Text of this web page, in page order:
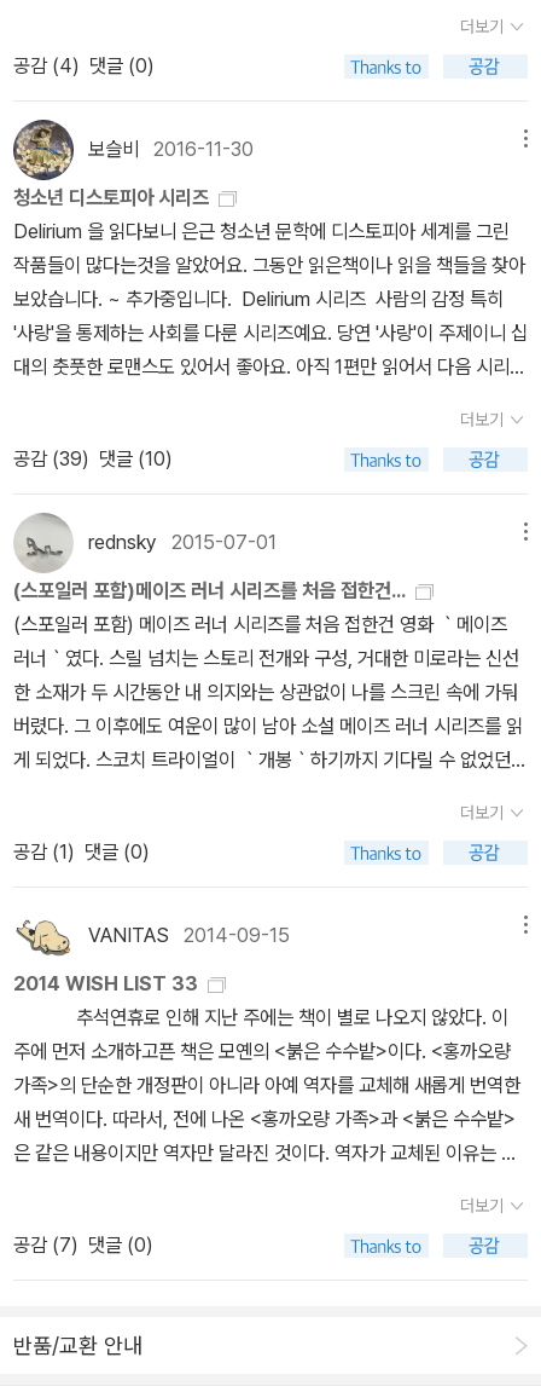
험을 공유하나 초인적 단일 영웅에 집중하는 레지던트 이블과 달리,
평범한 소년들의 연대와 집단적 희생을 통한 생존에 초점을 맞춤.나.
매드맥스와의 비교: 황폐화된 세계와 권력의 통제ㅇ (자원 독점과 인
간성) 사막화된 디스토피아 권력에 맞서는 저항을 공유하나 자원 약
탈 중심인 매드맥스와 달리 다수를 위한 소수의 도구화라는 철학적
딜레마를 심도 있게 다룸.다. 독자적 철학 구축ㅇ (자유의지) 멸망한
세계 속에서도 기성세대의 위선적 시스템에 맞서 인류의 대를 잇고자
하는 청춘들의 꺾이지 않는 자유 의지를 성공적으로 형상화함.5. 종
합 평가 및 현대적 시사점가. 거대 담론의 몰락과 인류애의 승리ㅇ
당화할 때 초래되는 참상을 고발하며, 모든 것이 파괴된 폐허 위에서
피어난 연대 의식이야말로 인류를 지탱하는 유일한 힘임을 강조함.
저항군이 인류를 안전지대로 인도하여 문명을 다시 시작하게 한 것
은, 권력의 통제가 아닌 인간의 자유로운 연대만이 지속 가능한 미래
를 만들 수 있다는 인문학적 결론임.존명(尊命).
증명해낸다는 소녀의 이야기인데, 틈만 나면 로맨스 쪽으로 빠져서
답답했던 기억이 난다. 프리퀄인 <포>는 안 읽어봐서 모르겠다.2. 헝
중에서는 가장 유명하지 않을까. 영화는 영상미가 끝내주는 반면 너
무 많이 생략되어서 아쉬웠다. 매년마다 '헝거게임'이라는 국가행사가
열리며, 지역별로 남녀 한쌍이 게임에 참가해 서바이벌 사냥을 벌인
다. 짐승같은 연례행사의 마침표를 찍기로 한 주인공 팀은 돌발행동
으로 우승하여 수도 중심부까지 들어가 혁명을 일으킨다. 저자가 TV
쇼 작가 출신이라서 그런지 연출을 잘 한다. 프리퀄인 <노래하는 새
와 뱀의 발라드>는 안 읽어봄.3. 파인즈 시리즈 ★★★★ 미드 <웨
이워드 파인즈>의 원작. 교통사고에서 깨어난 연방요원은 자신이 알
보인다. 이곳을 떠나서 사태를 파악 좀 해보려는데 웬 괴생명체들이
몰려와 도시를 애워싼다. 알 수 없는 현실에 물음표 백만 개 던지는 주
인공과 독자의 맨붕 스파이크 작렬. 생각보다 별로였던 1권만 이겨낸
다면 꽤 재미있는 시리즈다.4. 메이즈러너 시리즈 ★★★★★ <헝
거게임> 다음으로 유명하지 않을까 싶은데, 개인 취향으로는 이 작품
이 여러 면에서 베스트이다. 영화 <트루먼 쇼>의 스릴러 버전이랄까.
숲 속 공터에 갇힌 청소년들은 벽 안에 미로를 들어가 출구를 찾아내
야 한다. 미로 밖을 나가면 또다른 시련과 혹독한 현실들이 모두를 반
겨준다. 새장 밖의 혹독한 현실을 선택한 러너들의 피땀눈물어린 이
야기. 메인 3부작은 미친듯이 재밌으나 프리퀄 <킬 오더>와 <피버
코드>는 쏘쏘. <크랭크 팰리스>는 안 봐서 모름.5. 페이즈 시리즈 ★
다. 세계관이 매우 독특한 작품인데, 15살 생일을 맞으면 갑자가 사라
성되어있다. 저마다 크고 작은 초능력을 안고 태어난 아이들끼리 계
데스타임에 쫓긴다는 것과, 성선설과 성악설의 논쟁을 적나라하게 구
경할 수 있다는 정도다. 겨우 두 권뿐이니 작품 전체를 평가할 순 없지
만 각 권만의 재미가 실로 대단하다. 더이상 출간할 생각은 없어보이
나 끝까지 존버할 거다.<레드라이징>시리즈도 그렇고 아직 못 읽
은 시리즈물이 더 있을텐데, 후에 페이퍼 2탄을 올려봐야겠다. 그런
쪽 (08) 소년이 온다 / 한강 / 창비 / 216쪽 (09) 숲에서 어린이에
게 길을 묻다 / 김상욱 / 창비 / 288쪽 (10) 어릴 적 그 책 / 곽아람 /
앨리스 / 328쪽 (11) 까라마조프 씨네 형제들 (상) / 표도르 도스토
예프스키 / 열린책들 / 704쪽 (12) 까라마조프 씨네 형제들 (하) /
표도르 도스토예프스키 / 열린책들 / 736쪽 (13) i전여옥 /
전여옥 / 현문미디어 / 288쪽 (14) 그림책365 / 학교도서관저널
선정위원회 / 학교도서관저널 / 400쪽 (15) 해저 2만리 / 쥘 베른
(지은이) / 김석희 / 작가정신 / 568쪽 (16) 마흔 이후, 인생길 / 한
기호 / 다산초당 / 2014 / 272쪽 (17) 제가 살고 싶은 집은 / 이일
훈 / 송승훈 / 서해문집 / 2012 / 320쪽 (18) 안나 카레리나 1 / 레
린이. 어른 / 폴 아자르 / 햇살과 나무꾼 / 시공주니어 / 2001 / 235
리는 육체노동자 / 천명관 / 창비 / 2014 / 224쪽 (22) 나는 도서관
에서 기적을 만났다 / 김병완 / 아템포 / 2013 / 272쪽 (23) 연필 깎
기의 정석 / 데이비드 리스 / 정은주 / 프로파간다 / 2013 / 236쪽
(24) 안나 카레니나 2 / 레프 니콜라예비치 톨스토이 / 박형규 / 문
학동네 / 606쪽 (26) 안나 카레니나 3 / 레프 니콜라예비치 톨스토
이 / 박형규 / 문학동네 / 558쪽 (27) 스코치 트라이얼 / 제임스 대
시너 / 공보경 / 문학수첩 / 512쪽 (28) 그림책의 그림 읽기 / 현은자
외 / 마루벌 / 2004 / 222쪽 (29) 개를 훔치는 완벽한 방법 / 바바
임스 대시너 / 공보경 / 문학수첩 / 475쪽 (31) 지하로부터
의 수기 / 표도르 도스토예프스키 / 김연경 / 민음사 / 232쪽 (32)
공부란 무엇인가? (우리시대 공부의 일그러진 초상) / 이원석 / 책담
/ 192쪽 (33) 나미야 잡화점의 기적 / 히가시노 게이고 / 양윤옥 / 현
대문학 / 456쪽 (34) 창의성의 즐거움 / 미하이 칙센트미하이 / 노
혜숙 / 북로드 / 467쪽 (35) 청춘을 달리다 / 배순탁 / 북라이프 / 2
64쪽 (36) 창문 넘어 도망친 100세 노인 / 요나스 요나손 /
임호경 / 열린책들 / 512쪽 (37) Paint It Rock (1) / 남무성 / 북폴
리오 / 364쪽 (38) 우리 아빠는 엉뚱해 / 파트릭 모디아노 글 / 장
자끄 상뻬 그림 / 이세욱 옮김 / 열린책들 / 107쪽 (39) Paint It Ro
ck (2) / 남무성 / 북폴리오 / 348쪽 (40) 악령(상) / 표도르 도스
디 / 김의락 / 글모아출판 / 476쪽 (43) 악령(중) / 표도르 도스또
학동네 / 217쪽 (46) 엄마 인문학 / 김경집 / 꿈결 / 296쪽 (47)
더보기
공감 (4) 댓글 (0)
보슬비 2016-11-30
청소년 디스토피아 시리즈
Delirium 을 읽다보니 은근 청소년 문학에 디스토피아 세계를 그린
작품들이 많다는것을 알았어요. 그동안 읽은책이나 읽을 책들을 찾아
보았습니다. ~ 추가중입니다. Delirium 시리즈 사람의 감정 특히
'사랑'을 통제하는 사회를 다룬 시리즈예요. 당연 '사랑'이 주제이니 십
대의 춧풋한 로맨스도 있어서 좋아요. 아직 1편만 읽어서 다음 시리즈
른걸로 알고 있습니다. 아쉽게도 국내에서는 인기가 없어서 1편만 번
역되었네요. 원래 영화로도 만들어질 계획이었는데, 무산되었다고 합
니다. Uglies 시리즈 Delirium를 읽을때 어글리 시리즈가 떠
오른건 사람을 외모의 변형과 함께 뇌를 건들임으로서 사람의 감정을
제어하기 때문인것 같아요. 그래도 이 시리즈 그다지 인기는 없었는
데, 국내에 번역된것이 신기했습니다. 그래서 1편만 영어로 읽고 나머
지는 한글로 읽을수 있었어요.^^ The Hunger Games 시리
즈 청소년 디스토피아를 그린 시리즈중에 가장 성공한 작품이 '헝거
게임'이 아닌가 싶어요. 처음엔 아이들을 모아놓고 서로 죽이는 방식
이 '배틀로얄'을 떠오르게 해서 식상하지 않을까? 했는데, 의외로 너
무 재미있게 읽은 시리즈랍니다. 그래서 이 시리즈는 한글로 읽다가
영어로 다시 읽고, 오디오북도 들었는데 이미 아는 내용임에도 다시
읽어도 재미있는것을 보면 이럴땐 원서를 읽을수 있는것이 좋구나..
그런것 같아요.^^;; 그나마 여주도 처음엔 별로였는데 이제는 나름 괜
찮다고 생각하는것을 보면 익숙해진것 같기도 하고.. 영
화는 1편만 보고 더 이상 보지 않았는데, 완결되었으니 시리즈 연결해
서 한번 봐도 될것 같아요. Unwind 시리즈 낙태를 하지 않고 그 아
이를 키워서 어느 시점이 되었을때, 계속 키울지 아니면 장기이식체
로 사용할지 결정된다는 것 자체가 정말 끔직했어요. 4권 시리즈인데
국내에는 1편만 소개되었는데, 저도 1권까지만 읽어서 완결이 어떻게
데, 영상미는 영화가 재미있긴하지만 역시나 책이 더 디테일해서 좋
아요. 이 시리즈도 1편만 보고 더 읽지 않았는데, 아무래도 제가 이런
은 영화로 먼저 만나볼것 같습니다. 영화는 2편까지 나오고, 책
더보기
공감 (39) 댓글 (10)
rednsky 2015-07-01
(스포일러 포함)메이즈 러너 시리즈를 처음 접한건...
(스포일러 포함) 메이즈 러너 시리즈를 처음 접한건 영화 ｀메이즈
러너｀였다. 스릴 넘치는 스토리 전개와 구성, 거대한 미로라는 신선
한 소재가 두 시간동안 내 의지와는 상관없이 나를 스크린 속에 가둬
버렸다. 그 이후에도 여운이 많이 남아 소설 메이즈 러너 시리즈를 읽
게 되었다. 스코치 트라이얼이 ｀개봉｀하기까지 기다릴 수 없었던
러너 역시 영화의 전개와는 다른 부분이 많았지만 -더 흥미진진함-
큰 틀에서는 비슷하다고 할 수 있겠다. 메이즈 러너 3부작을 읽었던
기간은 그야말로 가상의 여행을 떠난 시간이었다. 숲(미로), 사막 그
리고 눈덮인 산(연구실)까지 어느 한 장면에서도 긴장을 늦출 수가 없
었다. 많은 친구들을 잃어가면서 가까스로 미로에서 탈출하게 된 아
이들은 주사에 의해 회복되는 기억과 끝인 줄 알던 시련이 계속됨에
맞서 서로 의지하게 되고 우정과 신뢰를 쌓는다. 하지만 토머스가 가
장 믿었던 친구이자 연인인 테레사로부터의 배신은 -진정한 배신은
아니었지만- 둘 사이를 응원하던 나에게는 아쉬운 충격이었다. 그렇
지만 결국에는 오해를 풀고 다시 사랑을 회복하는 여느 해피엔딩 로
맨스 소설과는 다른, 두 사람의 변화되는 관계는 더욱 현실적인 인간
관계에 가깝다고 생각된다. 가장 신뢰했던 사람으로부터의 배신은 세
상 그 어떤 시련보다도 클 테니까. 받아들이기 힘든 안타까움에 소설
지도 모르겠다. 메이즈 러너 시리즈는 삼류 로맨스 소설이 아니기 때
더보기
공감 (1) 댓글 (0)
VANITAS 2014-09-15
2014 WISH LIST 33
추석연휴로 인해 지난 주에는 책이 별로 나오지 않았다. 이
주에 먼저 소개하고픈 책은 모옌의 <붉은 수수밭>이다. <홍까오량
가족>의 단순한 개정판이 아니라 아예 역자를 교체해 새롭게 번역한
새 번역이다. 따라서, 전에 나온 <홍까오량 가족>과 <붉은 수수밭>
은 같은 내용이지만 역자만 달라진 것이다. 역자가 교체된 이유는 모
데미안>이 세계문학전집에 추가됐다. <라일라>는 <선과 모터사이
클 관리술>의 저자 로버트 메이너드 피어시그의 책이다. 전에 번역된
작품이 시사하는 바가 상당히 큰 소설이라 이번 소설도 많은 관심을
크 드빌의 작품이다. 소설은 실존인물인 알렉상드르 예르생을 주인공
더보기
공감 (7) 댓글 (0)
반품/교환 안내